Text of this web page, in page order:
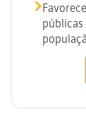
públicas